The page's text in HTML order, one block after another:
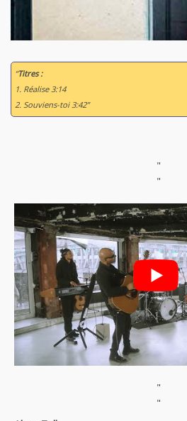
“Titres :
1. Réalise 3:14
2. Souviens-toi 3:42”
"
"
"
"